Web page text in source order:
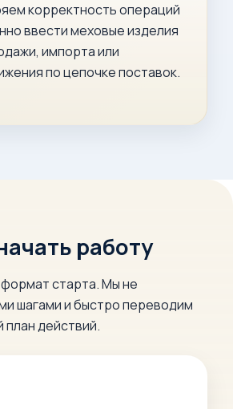
корректность операций
ввести меховые изделия
импорта или
по цепочке поставок.
работу
старта. Мы не
шагами и быстро переводим
план действий.